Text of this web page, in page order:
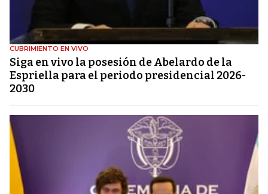
CUBRIMIENTO EN VIVO
Siga en vivo la posesión de Abelardo de la
Espriella para el periodo presidencial 2026-
2030